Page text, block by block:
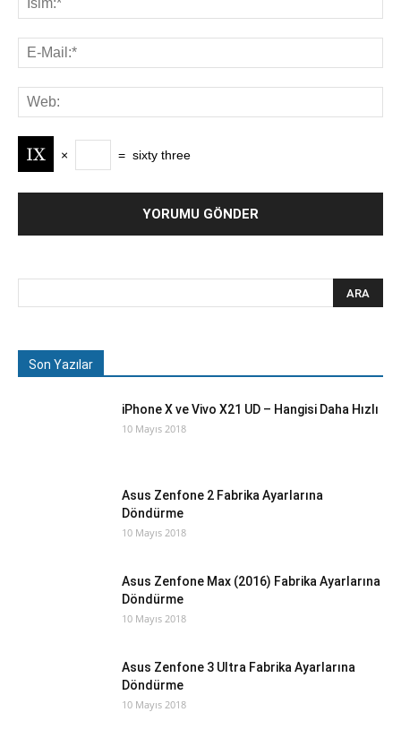
× = sixty three
Son Yazılar
iPhone X ve Vivo X21 UD – Hangisi Daha Hızlı
10 Mayıs 2018
Asus Zenfone 2 Fabrika Ayarlarına
Döndürme
10 Mayıs 2018
Asus Zenfone Max (2016) Fabrika Ayarlarına
Döndürme
10 Mayıs 2018
Asus Zenfone 3 Ultra Fabrika Ayarlarına
Döndürme
10 Mayıs 2018